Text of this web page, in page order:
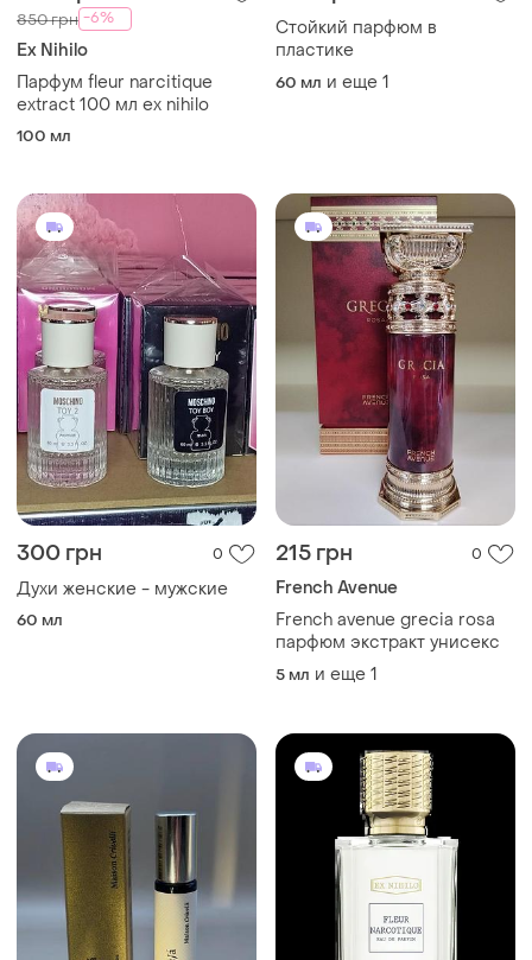
850 грн -6%
Ex Nihilo
Парфум fleur narcitique
extract 100 мл ex nihilo
100 мл
Стойкий парфюм в
пластике
60 мл и еще 1
300 грн 0
Духи женские - мужские
60 мл
215 грн 0
French Avenue
French avenue grecia rosa
парфюм экстракт унисекс
5 мл и еще 1